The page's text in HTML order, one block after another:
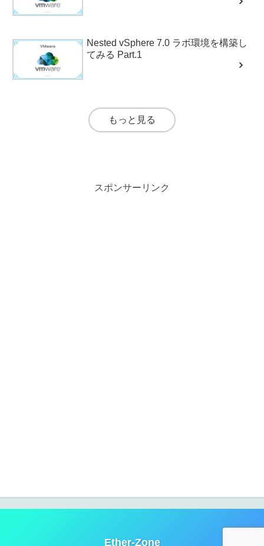
Nested vSphere 7.0 ラボ環境を構築し
てみる Part.1
もっと見る
スポンサーリンク
Ether-Zone